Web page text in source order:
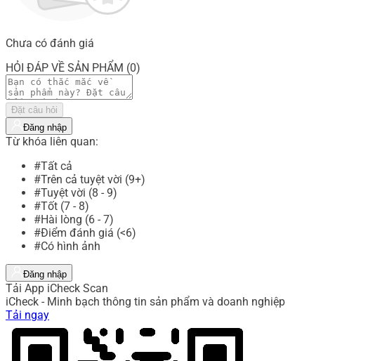
Chưa có đánh giá
HỎI ĐÁP VỀ SẢN PHẨM (0)
Đặt câu hỏi
Đăng nhập
Từ khóa liên quan:
#Tất cả
#Trên cả tuyệt vời (9+)
#Tuyệt vời (8 - 9)
#Tốt (7 - 8)
#Hài lòng (6 - 7)
#Điểm đánh giá (<6)
#Có hình ảnh
Đăng nhập
Tải App iCheck Scan
iCheck - Minh bạch thông tin sản phẩm và doanh nghiệp
Tải ngay